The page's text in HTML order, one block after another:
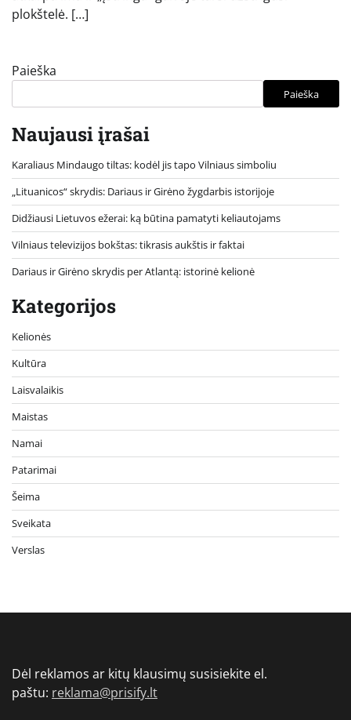
plokštelė. […]
Paieška
Paieška
Naujausi įrašai
Karaliaus Mindaugo tiltas: kodėl jis tapo Vilniaus simboliu
„Lituanicos“ skrydis: Dariaus ir Girėno žygdarbis istorijoje
Didžiausi Lietuvos ežerai: ką būtina pamatyti keliautojams
Vilniaus televizijos bokštas: tikrasis aukštis ir faktai
Dariaus ir Girėno skrydis per Atlantą: istorinė kelionė
Kategorijos
Kelionės
Kultūra
Laisvalaikis
Maistas
Namai
Patarimai
Šeima
Sveikata
Verslas
Dėl reklamos ar kitų klausimų susisiekite el.
paštu: reklama@prisify.lt